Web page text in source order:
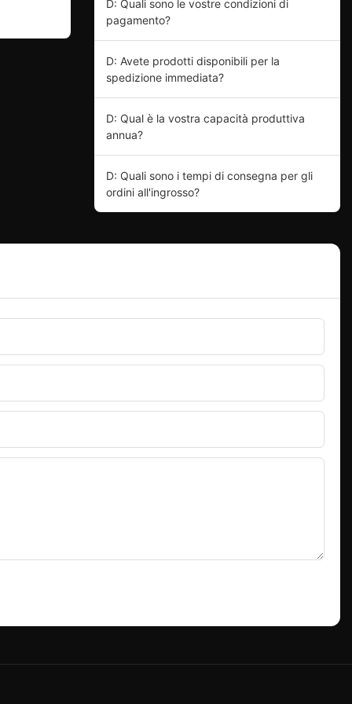
D: Quali sono le vostre condizioni di
pagamento?
D: Avete prodotti disponibili per la
spedizione immediata?
D: Qual è la vostra capacità produttiva
annua?
D: Quali sono i tempi di consegna per gli
ordini all'ingrosso?